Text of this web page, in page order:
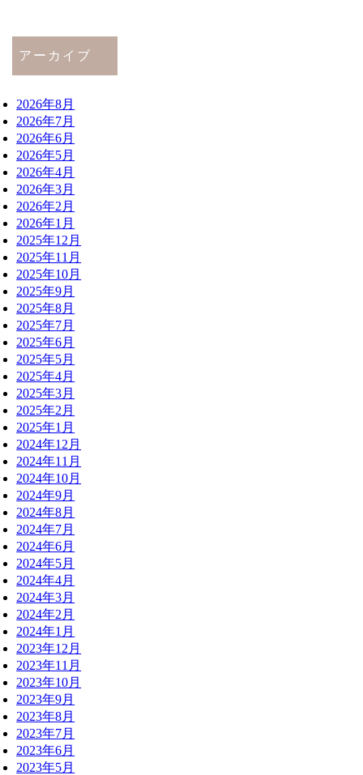
アーカイブ
2026年8月
2026年7月
2026年6月
2026年5月
2026年4月
2026年3月
2026年2月
2026年1月
2025年12月
2025年11月
2025年10月
2025年9月
2025年8月
2025年7月
2025年6月
2025年5月
2025年4月
2025年3月
2025年2月
2025年1月
2024年12月
2024年11月
2024年10月
2024年9月
2024年8月
2024年7月
2024年6月
2024年5月
2024年4月
2024年3月
2024年2月
2024年1月
2023年12月
2023年11月
2023年10月
2023年9月
2023年8月
2023年7月
2023年6月
2023年5月